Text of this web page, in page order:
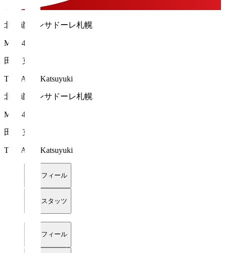
北海道コンサドーレ札幌
MF 14
田中 克幸
TANAKA Katsuyuki
北海道コンサドーレ札幌
MF 14
田中 克幸
TANAKA Katsuyuki
プロフィール
詳細スタッツ
プロフィール